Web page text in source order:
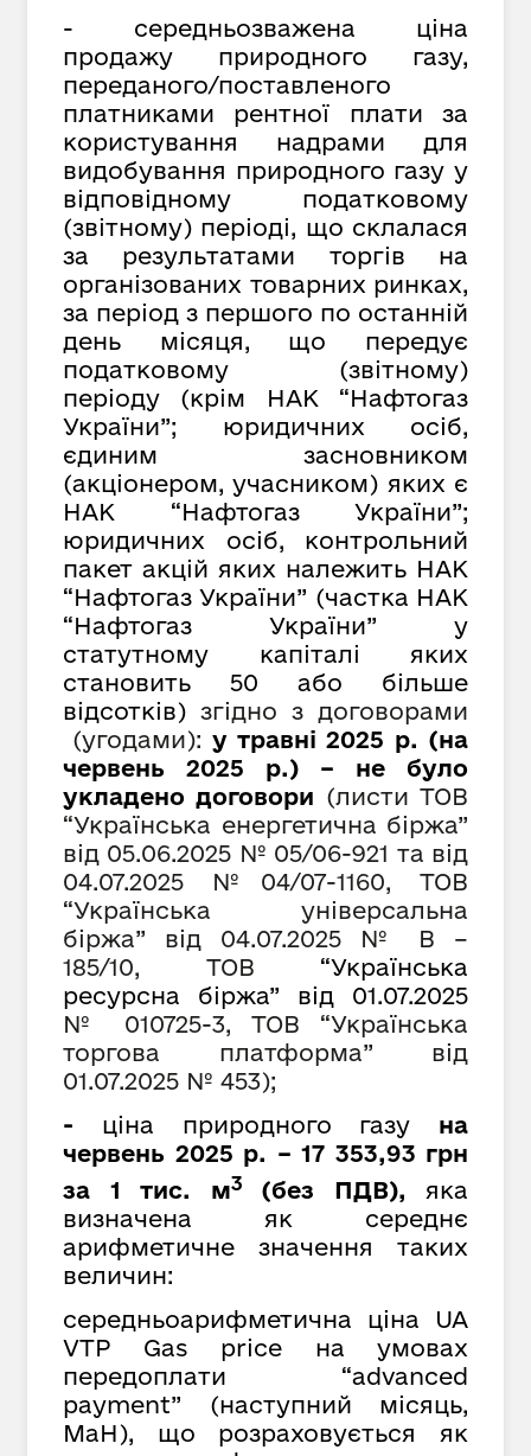
- середньозважена ціна
продажу природного газу,
переданого/поставленого
платниками рентної плати за
користування надрами для
видобування природного газу у
відповідному податковому
(звітному) періоді, що склалася
за результатами торгів на
організованих товарних ринках,
за період з першого по останній
день місяця, що передує
податковому (звітному)
періоду (крім НАК “Нафтогаз
України”; юридичних осіб,
єдиним засновником
(акціонером, учасником) яких є
НАК “Нафтогаз України”;
юридичних осіб, контрольний
пакет акцій яких належить НАК
“Нафтогаз України” (частка НАК
“Нафтогаз України” у
статутному капіталі яких
становить 50 або більше
відсотків) згідно з договорами
(угодами): у травні 2025 р. (на
червень 2025 р.) – не було
укладено договори (листи ТОВ
“Українська енергетична біржа”
від 05.06.2025 № 05/06-921 та від
04.07.2025 № 04/07-1160, ТОВ
“Українська універсальна
біржа” від 04.07.2025 № В –
185/10, ТОВ “Українська
ресурсна біржа” від 01.07.2025
№ 010725-3, ТОВ “Українська
торгова платформа” від
01.07.2025 № 453);
- ціна природного газу на
червень 2025 р. – 17 353,93 грн
за 1 тис. м3 (без ПДВ), яка
визначена як середнє
арифметичне значення таких
величин:
середньоарифметична ціна UA
VTP Gas price на умовах
передоплати “advanced
payment” (наступний місяць,
MaH), що розраховується як